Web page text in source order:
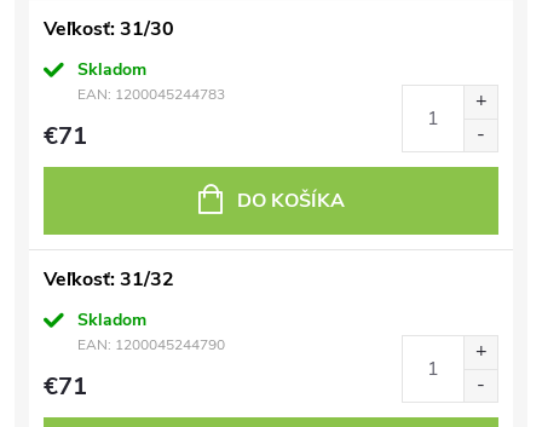
Veľkosť: 31/30
Skladom
EAN: 1200045244783
€71
DO KOŠÍKA
Veľkosť: 31/32
Skladom
EAN: 1200045244790
€71